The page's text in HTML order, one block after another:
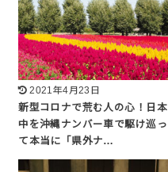
2021年4月23日
新型コロナで荒む人の心！日本
中を沖縄ナンバー車で駆け巡っ
て本当に「県外ナ…